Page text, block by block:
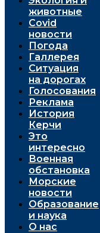
животные
Covid
новости
Погода
Галлерея
Ситуация
на дорогах
Голосования
Реклама
История
Керчи
Это
интересно
Военная
обстановка
Морские
новости
Образование
и наука
О нас